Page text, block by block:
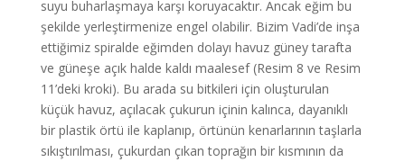
suyu buharlaşmaya karşı koruyacaktır. Ancak eğim bu
şekilde yerleştirmenize engel olabilir. Bizim Vadi’de inşa
ettiğimiz spiralde eğimden dolayı havuz güney tarafta
ve güneşe açık halde kaldı maalesef (Resim 8 ve Resim
11’deki kroki). Bu arada su bitkileri için oluşturulan
küçük havuz, açılacak çukurun içinin kalınca, dayanıklı
bir plastik örtü ile kaplanıp, örtünün kenarlarının taşlarla
sıkıştırılması, çukurdan çıkan toprağın bir kısmının da